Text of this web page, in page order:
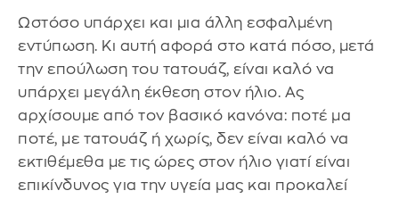
Ωστόσο υπάρχει και μια άλλη εσφαλμένη
εντύπωση. Κι αυτή αφορά στο κατά πόσο, μετά
την επούλωση του τατουάζ, είναι καλό να
υπάρχει μεγάλη έκθεση στον ήλιο. Ας
αρχίσουμε από τον βασικό κανόνα: ποτέ μα
ποτέ, με τατουάζ ή χωρίς, δεν είναι καλό να
εκτιθέμεθα με τις ώρες στον ήλιο γιατί είναι
επικίνδυνος για την υγεία μας και προκαλεί